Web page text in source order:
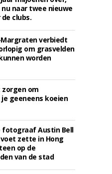
naar twee nieuwe
clubs.
verbiedt
om grasvelden
worden
zorgen om
je geeneens koeien
fotograaf Austin Bell
zette in Hong
op de
van de stad